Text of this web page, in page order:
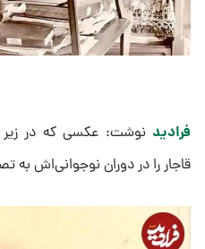
فرادید نوشت: عکسی که در زیر
قاجار را در دوران نوجوانی‌اش